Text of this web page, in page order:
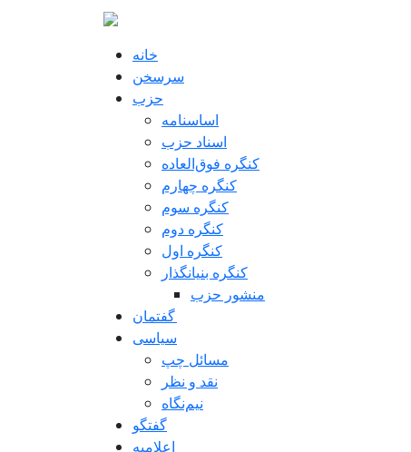
Pasar al contenido principal
خانه
سرسخن
حزب
اساسنامه
اسناد حزب
کنگره فوق‌العاده
کنگره چهارم
کنگره سوم
کنگره دوم
کنگره اول
کنگره بنیانگذار
منشور حزب
سياسی
مسائل چپ
نقد و نظر
نیم‌نگاه
گفتگو